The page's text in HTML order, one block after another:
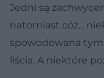
Jedni są
natomiast cóż...
spowodowana tym,
liścia. A niektóre